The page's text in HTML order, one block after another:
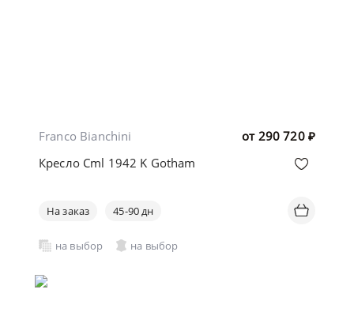
от 290 720 ₽
Franco Bianchini
Кресло Cml 1942 K Gotham
На заказ 45-90 дн
на выбор на выбор